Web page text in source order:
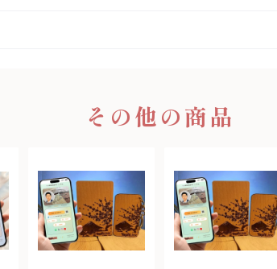
その他の商品